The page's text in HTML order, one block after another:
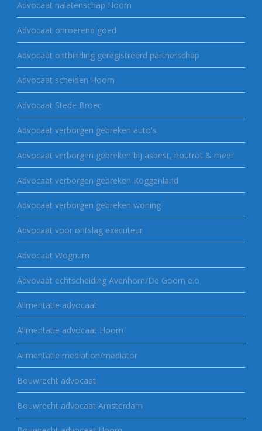
Advocaat nalatenschap Hoorn
Advocaat onroerend goed
Advocaat ontbinding geregistreerd partnerschap
Advocaat scheiden Hoorn
Advocaat Stede Broec
Advocaat verborgen gebreken auto's
Advocaat verborgen gebreken bij asbest, houtrot & meer
Advocaat verborgen gebreken Koggenland
Advocaat verborgen gebreken woning
Advocaat voor ontslag executeur
Advocaat Wognum
Advovaat echtscheiding Avenhorn/De Goorn e.o
Alimentatie advocaat
Alimentatie advocaat Hoorn
Alimentatie mediation/mediator
Bouwrecht advocaat
Bouwrecht advocaat Amsterdam